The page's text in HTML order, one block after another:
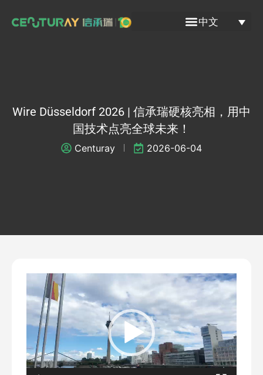
中文
Wire Düsseldorf 2026 | 信承瑞硬核亮相，用中
国技术点亮全球未来！
Centuray 2026-06-04
视
频
器